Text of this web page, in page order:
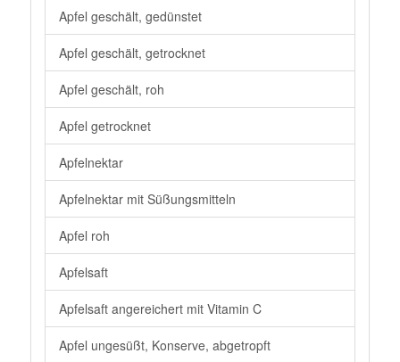
Apfel geschält, gedünstet
Apfel geschält, getrocknet
Apfel geschält, roh
Apfel getrocknet
Apfelnektar
Apfelnektar mit Süßungsmitteln
Apfel roh
Apfelsaft
Apfelsaft angereichert mit Vitamin C
Apfel ungesüßt, Konserve, abgetropft